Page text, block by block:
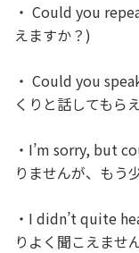
・ Could you
えますか？)
・ Could you
くりと話してもら
・I’m sorry, but
りませんが、もう
・I didn’t quite
りよく聞こえませ